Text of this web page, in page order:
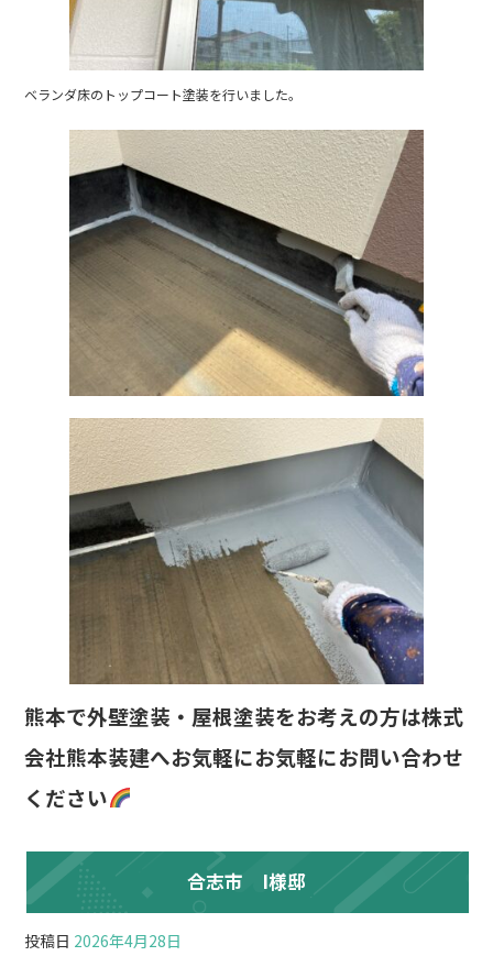
ベランダ床のトップコート塗装を行いました。
熊本で外壁塗装・屋根塗装をお考えの方は株式
会社熊本装建へお気軽にお気軽にお問い合わせ
ください
合志市 I様邸
投稿日 2026年4月28日